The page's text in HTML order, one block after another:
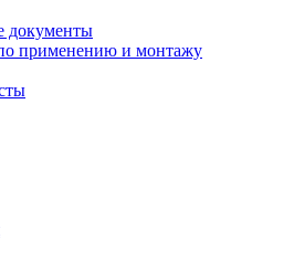
документы
применению и монтажу